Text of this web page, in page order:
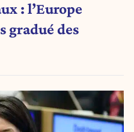
: l’Europe
gradué des